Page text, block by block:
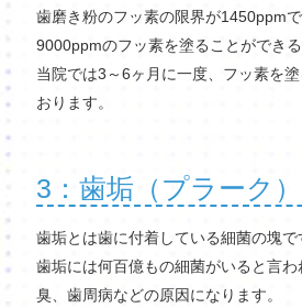
歯磨き粉のフッ素の限界が1450ppm
9000ppmのフッ素を塗ることができる
当院では3～6ヶ月に一度、フッ素を
おります。
3：歯垢（プラーク
歯垢とは歯に付着している細菌の塊で
歯垢には何百億もの細菌がいると言
臭、歯周病などの原因になります。